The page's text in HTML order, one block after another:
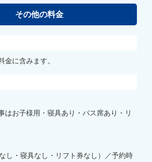
その他の料金
金に含みます。
はお子様用・寝具あり・バス席あり・リ
し・寝具なし・リフト券なし）／予約時